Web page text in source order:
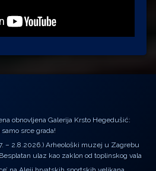
obnovljena Galerija Krsto Hegedušić:
srce grada!
– 2.8.2026.) Arheološki muzej u Zagrebu
ulaz kao zaklon od toplinskog vala